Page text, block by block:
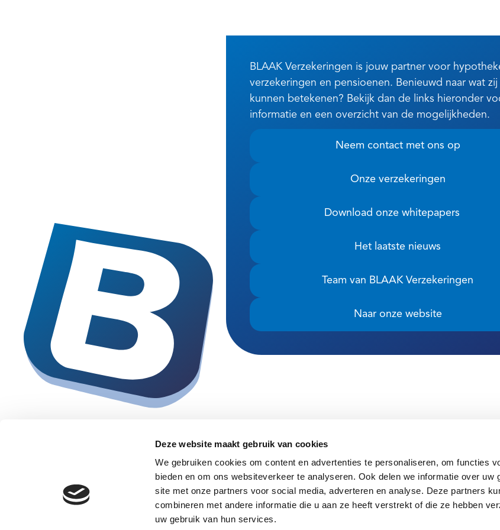
Deze website maakt gebruik van cookies
We gebruiken cookies om content en advertenties te personaliseren, om functies
bieden en om ons websiteverkeer te analyseren. Ook delen we informatie over uw
site met onze partners voor social media, adverteren en analyse. Deze partners
combineren met andere informatie die u aan ze heeft verstrekt of die ze hebben
uw gebruik van hun services.
BLAAK Verzekeringen is jouw partner voor
verzekeringen en pensioenen. Benieuwd naar wat
kunnen betekenen? Bekijk dan de links hieronder
informatie en een overzicht van de mogelijkheden.
Neem contact met ons op
Onze verzekeringen
Download onze whitepapers
Het laatste nieuws
Team van BLAAK Verzekeringen
Naar onze website